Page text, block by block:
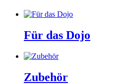
Für das Dojo
Zubehör